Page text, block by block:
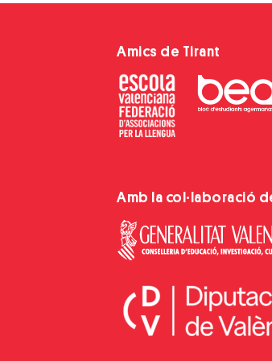
Amics de Tirant
Amb la col·laboració